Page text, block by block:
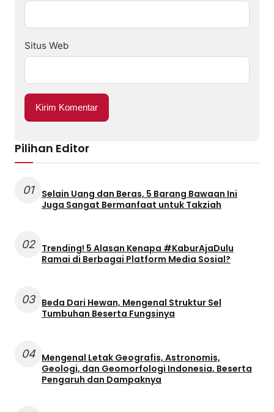
Situs Web
Pilihan Editor
01
Selain Uang dan Beras, 5 Barang Bawaan Ini
Juga Sangat Bermanfaat untuk Takziah
02 Trending! 5 Alasan Kenapa #KaburAjaDulu
Ramai di Berbagai Platform Media Sosial?
03 Beda Dari Hewan, Mengenal Struktur Sel
Tumbuhan Beserta Fungsinya
04 Mengenal Letak Geografis, Astronomis,
Geologi, dan Geomorfologi Indonesia, Beserta
Pengaruh dan Dampaknya